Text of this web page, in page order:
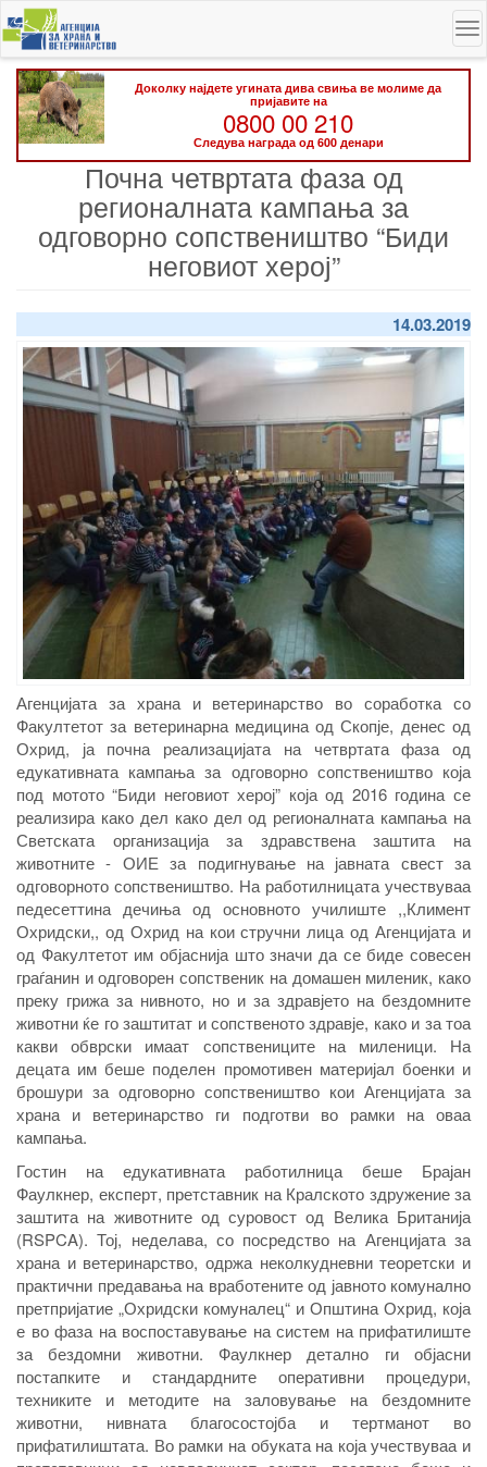
Skip
to
main
content
Доколку најдете угината дива свиња ве молиме да
пријавите на
0800 00 210
Следува награда од 600 денари
Почна четвртата фаза од
регионалната кампања за
одговорно сопствеништво “Биди
неговиот херој”
14.03.2019
Агенцијата за храна и ветеринарство во соработка со
Факултетот за ветеринарна медицина од Скопје, денес од
Охрид, ја почна реализацијата на четвртата фаза од
едукативната кампања за одговорно сопствеништво која
под мотото “Биди неговиот херој” која од 2016 година се
реализира како дел како дел од регионалната кампања на
Светската организација за здравствена заштита на
животните - ОИЕ за подигнување на јавната свест за
одговорното сопствеништво. На работилницата учествуваа
педесеттина дечиња од основното училиште ,,Климент
Охридски,, од Охрид на кои стручни лица од Агенцијата и
од Факултетот им објаснија што значи да се биде совесен
граѓанин и одговорен сопственик на домашен миленик, како
преку грижа за нивното, но и за здравјето на бездомните
животни ќе го заштитат и сопственото здравје, како и за тоа
какви обврски имаат сопствениците на миленици. На
децата им беше поделен промотивен материјал боенки и
брошури за одговорно сопствеништво кои Агенцијата за
храна и ветеринарство ги подготви во рамки на оваа
кампања.
Гостин на едукативната работилница беше Брајан
Фаулкнер, експерт, претставник на Кралското здружение за
заштита на животните од суровост од Велика Британија
(RSPCA). Тој, неделава, со посредство на Агенцијата за
храна и ветеринарство, одржа неколкудневни теоретски и
практични предавања на вработените од јавното комунално
претпријатие „Охридски комуналец“ и Општина Охрид, која
е во фаза на воспоставување на систем на прифатилиште
за бездомни животни. Фаулкнер детално ги објасни
постапките и стандардните оперативни процедури,
техниките и методите на заловување на бездомните
животни, нивната благосостојба и тертманот во
прифатилиштата. Во рамки на обуката на која учествуваа и